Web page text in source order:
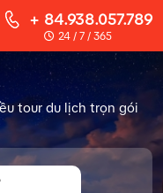
+ 84.938.057.789
24 / 7 / 365
tour du lịch trọn gói